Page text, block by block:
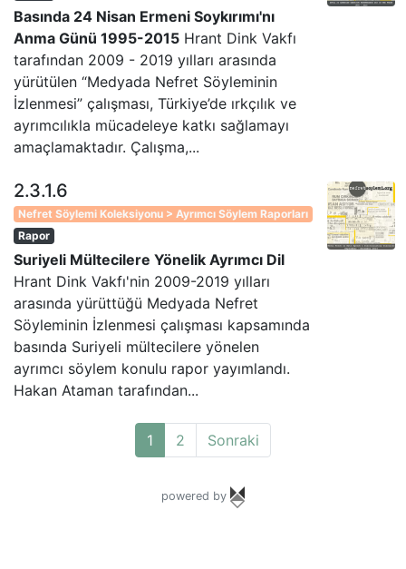
Basında 24 Nisan Ermeni Soykırımı'nı
Anma Günü 1995-2015 Hrant Dink Vakfı
tarafından 2009 - 2019 yılları arasında
yürütülen “Medyada Nefret Söyleminin
İzlenmesi” çalışması, Türkiye’de ırkçılık ve
ayrımcılıkla mücadeleye katkı sağlamayı
amaçlamaktadır. Çalışma,...
2.3.1.6
Nefret Söylemi Koleksiyonu > Ayrımcı Söylem Raporları
Rapor
Suriyeli Mültecilere Yönelik Ayrımcı Dil
Hrant Dink Vakfı'nin 2009-2019 yılları
arasında yürüttüğü Medyada Nefret
Söyleminin İzlenmesi çalışması kapsamında
basında Suriyeli mültecilere yönelen
ayrımcı söylem konulu rapor yayımlandı.
Hakan Ataman tarafından...
1 2 Sonraki
powered by